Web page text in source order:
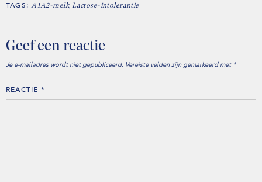
TAGS:A1A2-melk,Lactose-intolerantie
Geef een reactie
Je e-mailadres wordt niet gepubliceerd. Vereiste velden zijn gemarkeerd met *
REACTIE *